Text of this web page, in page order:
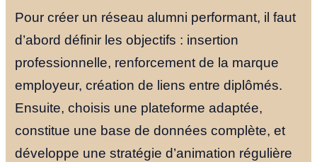
Pour créer un réseau alumni performant, il faut
d’abord définir les objectifs : insertion
professionnelle, renforcement de la marque
employeur, création de liens entre diplômés.
Ensuite, choisis une plateforme adaptée,
constitue une base de données complète, et
développe une stratégie d’animation régulière